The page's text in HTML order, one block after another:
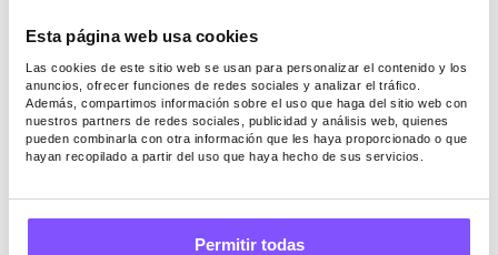
Esta página web usa cookies
Las cookies de este sitio web se usan para personalizar el contenido y los
anuncios, ofrecer funciones de redes sociales y analizar el tráfico.
Además, compartimos información sobre el uso que haga del sitio web con
nuestros partners de redes sociales, publicidad y análisis web, quienes
pueden combinarla con otra información que les haya proporcionado o que
hayan recopilado a partir del uso que haya hecho de sus servicios.
Permitir todas
demanda, puede construir rápidamente un
negocio fructífero en este campo.
Beneficios de iniciar
una pequeña
empresa en Calcuta